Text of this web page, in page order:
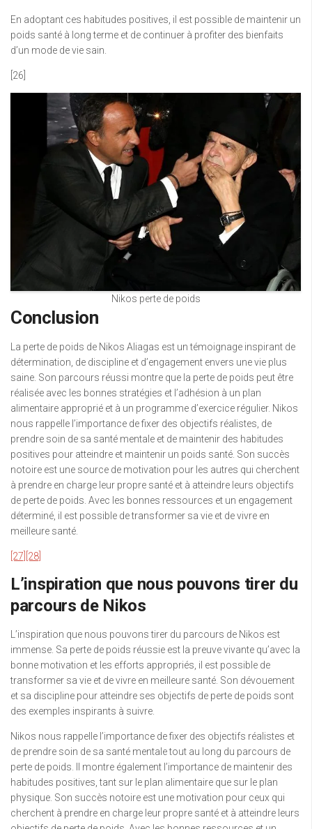
En adoptant ces habitudes positives, il est possible de maintenir un
poids santé à long terme et de continuer à profiter des bienfaits
d’un mode de vie sain.
[26]
Nikos perte de poids
Conclusion
La perte de poids de Nikos Aliagas est un témoignage inspirant de
détermination, de discipline et d’engagement envers une vie plus
saine. Son parcours réussi montre que la perte de poids peut être
réalisée avec les bonnes stratégies et l’adhésion à un plan
alimentaire approprié et à un programme d’exercice régulier. Nikos
nous rappelle l’importance de fixer des objectifs réalistes, de
prendre soin de sa santé mentale et de maintenir des habitudes
positives pour atteindre et maintenir un poids santé. Son succès
notoire est une source de motivation pour les autres qui cherchent
à prendre en charge leur propre santé et à atteindre leurs objectifs
de perte de poids. Avec les bonnes ressources et un engagement
déterminé, il est possible de transformer sa vie et de vivre en
meilleure santé.
[27] [28]
L’inspiration que nous pouvons tirer du
parcours de Nikos
L’inspiration que nous pouvons tirer du parcours de Nikos est
immense. Sa perte de poids réussie est la preuve vivante qu’avec la
bonne motivation et les efforts appropriés, il est possible de
transformer sa vie et de vivre en meilleure santé. Son dévouement
et sa discipline pour atteindre ses objectifs de perte de poids sont
des exemples inspirants à suivre.
Nikos nous rappelle l’importance de fixer des objectifs réalistes et
de prendre soin de sa santé mentale tout au long du parcours de
perte de poids. Il montre également l’importance de maintenir des
habitudes positives, tant sur le plan alimentaire que sur le plan
physique. Son succès notoire est une motivation pour ceux qui
cherchent à prendre en charge leur propre santé et à atteindre leurs